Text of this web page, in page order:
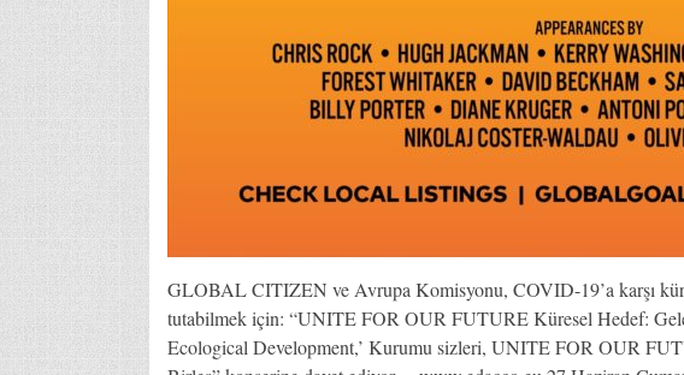
GLOBAL CITIZEN ve Avrupa Komisyonu, COVID-19’a karşı
tutabilmek için: “UNITE FOR OUR FUTURE Küresel Hedef:
Ecological Development,’ Kurumu sizleri, UNITE FOR OUR